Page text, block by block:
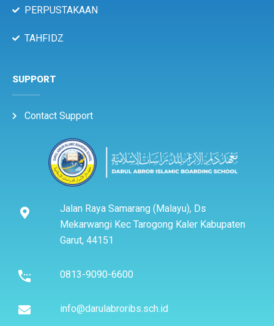
PERPUSTAKAAN
TAHFIDZ
SUPPORT
Contact Support
Jalan Raya Samarang (Malayu), Ds
Mekarwangi Kec Tarogong Kaler Kabupaten
Garut, 44151
0813-9090-6600
info@darulabroribs.sch.id